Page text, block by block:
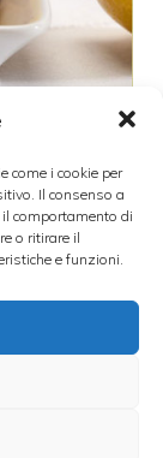
come i cookie per
Il consenso a
comportamento di
o ritirare il
e funzioni.
come
, con
ma in
e
moltissimi